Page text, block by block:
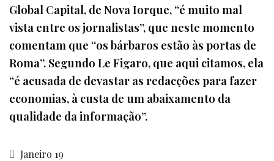
Global Capital, de Nova Iorque, “é muito mal
vista entre os jornalistas”, que neste momento
comentam que “os bárbaros estão às portas de
Roma”. Segundo Le Figaro, que aqui citamos, ela
“é acusada de devastar as redacções para fazer
economias, à custa de um abaixamento da
qualidade da informação”.
Janeiro 19